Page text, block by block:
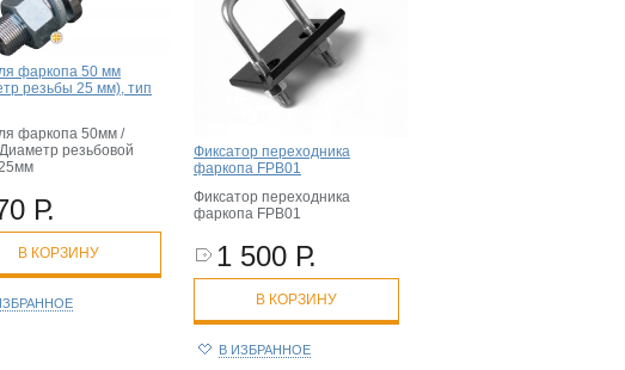
фаркопа 50 мм
резьбы 25 мм), тип
фаркопа 50мм /
резьбовой
Р.
В КОРЗИНУ
Фиксатор переходника
фаркопа FPB01
Фиксатор переходника
фаркопа FPB01
1 500 Р.
В КОРЗИНУ
В ИЗБРАННОЕ